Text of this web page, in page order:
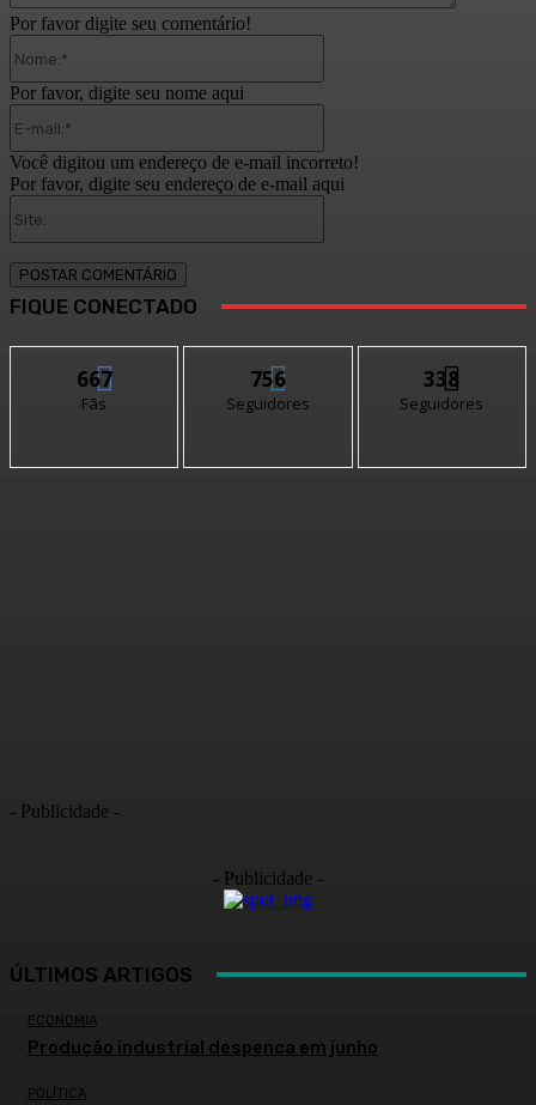
Por favor digite seu comentário!
Por favor, digite seu nome aqui
Você digitou um endereço de e-mail incorreto!
Por favor, digite seu endereço de e-mail aqui
FIQUE CONECTADO
667
Fãs
756
Seguidores
338
Seguidores
- Publicidade -
- Publicidade -
ÚLTIMOS ARTIGOS
ECONOMIA
Produção industrial despenca em junho
POLÍTICA